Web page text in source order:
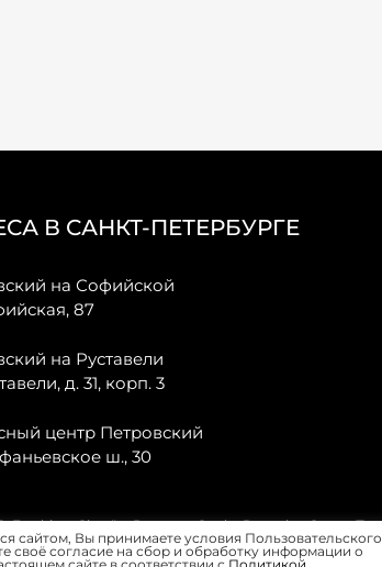
В САНКТ-ПЕТЕРБУРГЕ
на Софийской
87
на Руставели
д. 31, корп. 3
центр Петровский
ш., 30
Forthing, Citroёn, Peugeot, Opel и Renault в Санкт-
сайтом, Вы принимаете условия Пользовательского
своё согласие на сбор и обработку информации о